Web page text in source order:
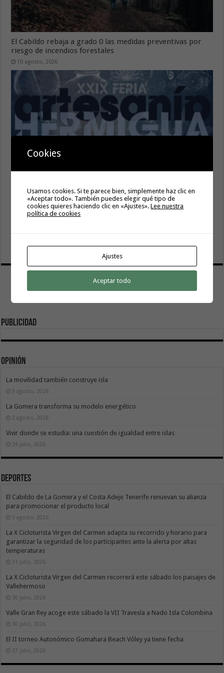
El Cabildo rebaja a grado 0 las medidas preventivas por
riesgo de incendios forestales
10 agosto, 2026
La XXIX Feria de Artesanía de Hermigua despliega su
programación para los días 15 y 16 de agosto
10 agosto, 2026
Acompaña’ llega este lunes a Hermigua
8 agosto, 2026
Publicidad
Opinión
La movilidad también construye isla
9 agosto, 2026
La Gomera transforma su modelo energético
2 agosto, 2026
Vivir donde se estudia: una cuestión de igualdad entre islas
26 julio, 2026
Deportes
El Cabildo de La Gomera y el Costa Adeje Tenerife renuevan su alianza
para promocionar el producto local
3 agosto, 2026
La X Cicloturista Virgen del Carmen adapta su recorrido y horario para
garantizar la seguridad de los participantes ante la alerta por altas
temperaturas
31 julio, 2026
La X Cicloturista Virgen del Carmen recorrerá este sábado los paisajes de
Vallehermoso
30 julio, 2026
Valle Gran Rey acoge este sábado la VII Travesía a Nado Isla Colombina
30 julio, 2026
El II torneo Autonómico Gomahara Beach Vóley ya tiene fecha
27 julio, 2026
Cookies
Usamos cookies. Si te parece bien, simplemente haz clic en
«Aceptar todo». También puedes elegir qué tipo de
cookies quieres haciendo clic en «Ajustes».Lee nuestra
política de cookies
Ajustes
Aceptar todo